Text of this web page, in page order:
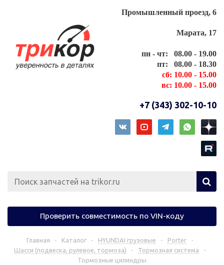
Промышленный проезд, 6
Марата, 17
пн - чт: 08.00 - 19.00
пт: 08.00 - 18.30
сб: 10.00 - 15.00
вс: 10.00 - 15.00
+7 (343) 302-10-10
Проверить совместимость по VIN-коду
Главная - Каталог - HYUNDAI грузовые - Porter
-
Шасси (подвеска, рулевое, тормоза)
- Тормозная система
-
Тормозные цилиндры